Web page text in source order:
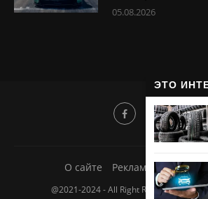
05.08.2026
О сайте Реклама
@2021-2024 - All Right Reserved.
ЭТО